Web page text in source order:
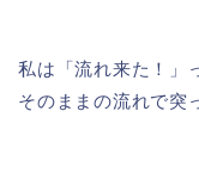
私は「流れ来た！」
そのままの流れで突